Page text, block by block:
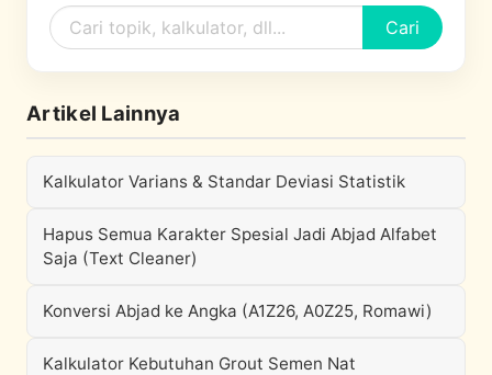
Cari
Artikel Lainnya
Kalkulator Varians & Standar Deviasi Statistik
Hapus Semua Karakter Spesial Jadi Abjad Alfabet
Saja (Text Cleaner)
Konversi Abjad ke Angka (A1Z26, A0Z25, Romawi)
Kalkulator Kebutuhan Grout Semen Nat